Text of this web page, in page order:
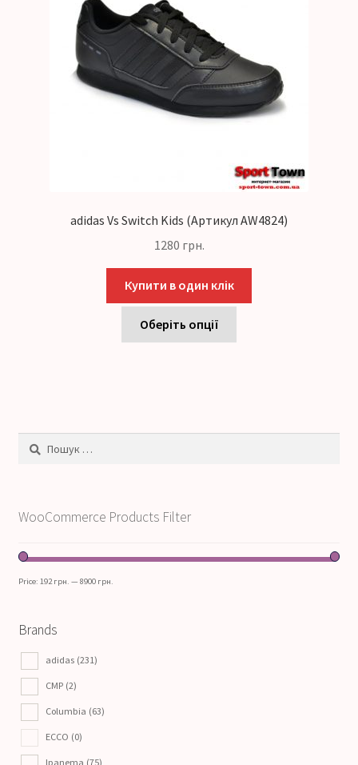
adidas Vs Switch Kids (Артикул AW4824)
1280 грн.
Купити в один клік
Оберіть опції
Пошук:
WooCommerce Products Filter
Price: 192 грн. — 8900 грн.
Brands
adidas (231)
CMP (2)
Columbia (63)
ECCO (0)
Ipanema (75)